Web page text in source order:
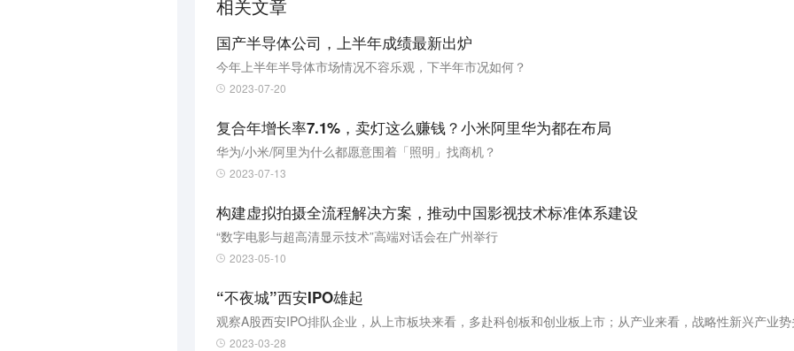
相关文章
国产半导体公司，上半年成绩最新出炉
今年上半年半导体市场情况不容乐观，下半年市况如何？
2023-07-20
复合年增长率7.1%，卖灯这么赚钱？小米阿里华为都在布局
华为/小米/阿里为什么都愿意围着「照明」找商机？
2023-07-13
构建虚拟拍摄全流程解决方案，推动中国影视技术标准体系建设
“数字电影与超高清显示技术”高端对话会在广州举行
2023-05-10
“不夜城”西安IPO雄起
观察A股西安IPO排队企业，从上市板块来看，多赴科创板和创业板上市；从产业来看，战略性新兴产业
2023-03-28